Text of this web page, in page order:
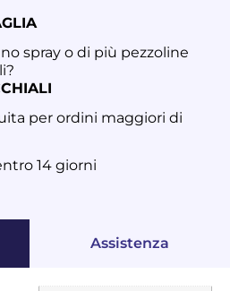
spray o di più pezzoline
per ordini maggiori di
14 giorni
Assistenza